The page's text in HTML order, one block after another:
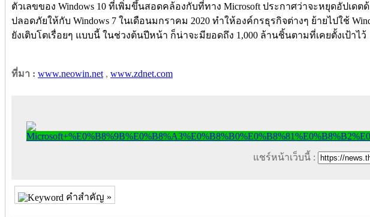
ตัวเลขของ Windows 10 ที่เพิ่มขึ้นสอดคล้องกับที่ทาง Microsoft ประกาศว่าจะหยุดอัปเดต
ปลอดภัยให้กับ Windows 7 ในเดือนมกราคม 2020 ทำให้องค์กรธุรกิจต่างๆ ย้ายไปใช้
ยังเติบโตเรื่อยๆ แบบนี้ ในช่วงต้นปีหน้า ก็น่าจะมียอดถึง 1,000 ล้านชิ้นตามที่เคยตั้งเป้าไว้
ที่มา : www.neowin.net , www.zdnet.com
แชร์หน้าเว็บนี้ :
คำสำคัญ »